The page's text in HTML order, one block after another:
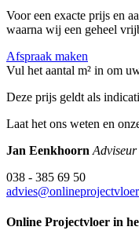
Voor een exacte prijs en
waarna wij een geheel
Afspraak maken
Vul het aantal m² in om
Deze prijs geldt als
Laat het ons weten en
Jan Eenkhoorn Adviseur
038 - 385 69 50
Online Projectvloer in